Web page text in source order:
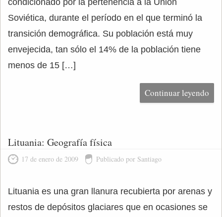
condicionado por la pertenencia a la Unión
Soviética, durante el período en el que terminó la
transición demográfica. Su población está muy
envejecida, tan sólo el 14% de la población tiene
menos de 15 […]
Continuar leyendo
Lituania: Geografía física
17 de enero de 2009 Publicado por Santiago
Lituania es una gran llanura recubierta por arenas y
restos de depósitos glaciares que en ocasiones se